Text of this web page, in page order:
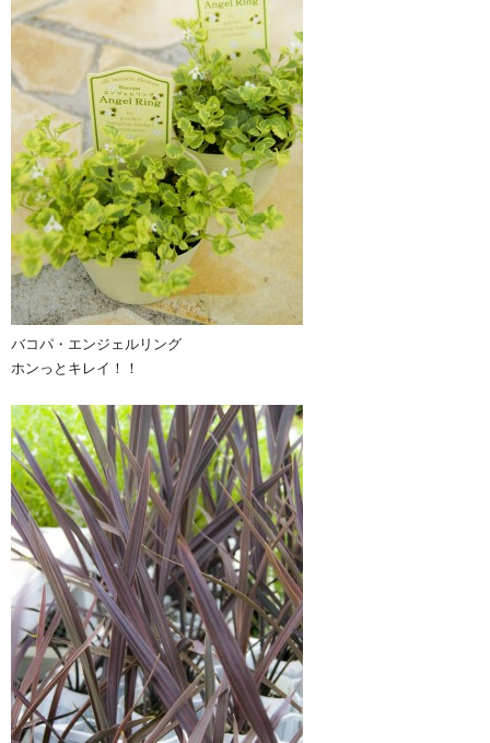
バコパ・エンジェルリング
ホンっとキレイ！！